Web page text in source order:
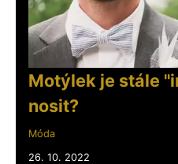
Motýlek je stále
nosit?
Móda
26. 10. 2022